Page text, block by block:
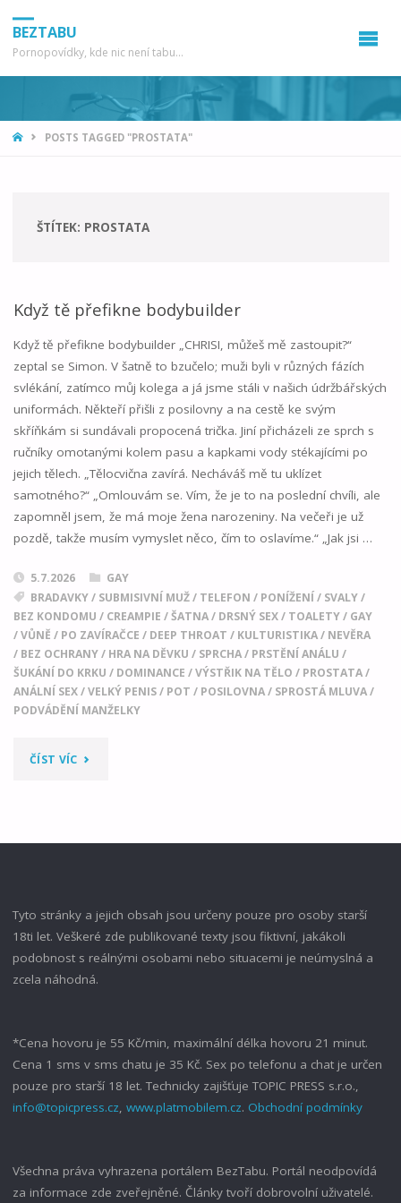
BEZTABU
Pornopovídky, kde nic není tabu...
HOMEPOSTS TAGGED "PROSTATA"
ŠTÍTEK: PROSTATA
Když tě přefikne bodybuilder
Když tě přefikne bodybuilder „CHRISI, můžeš mě zastoupit?“
zeptal se Simon. V šatně to bzučelo; muži byli v různých fázích
svlékání, zatímco můj kolega a já jsme stáli v našich údržbářských
uniformách. Někteří přišli z posilovny a na cestě ke svým
skříňkám si sundávali propocená trička. Jiní přicházeli ze sprch s
ručníky omotanými kolem pasu a kapkami vody stékajícími po
jejich tělech. „Tělocvična zavírá. Necháváš mě tu uklízet
samotného?“ „Omlouvám se. Vím, že je to na poslední chvíli, ale
zapomněl jsem, že má moje žena narozeniny. Na večeři je už
pozdě, takže musím vymyslet něco, čím to oslavíme.“ „Jak jsi …
5.7.2026
GAY
BRADAVKY/ SUBMISIVNÍ MUŽ/ TELEFON / PONÍŽENÍ / SVALY/
BEZ KONDOMU / CREAMPIE /ŠATNA/ DRSNÝ SEX/ TOALETY/ GAY
/VŮNĚ / PO ZAVÍRAČCE / DEEP THROAT / KULTURISTIKA/ NEVĚRA
/ BEZ OCHRANY/ HRA NA DĚVKU / SPRCHA/ PRSTĚNÍ ANÁLU /
ŠUKÁNÍ DO KRKU / DOMINANCE /VÝSTŘIK NA TĚLO / PROSTATA/
ANÁLNÍ SEX/VELKÝ PENIS/ POT / POSILOVNA/ SPROSTÁ MLUVA/
PODVÁDĚNÍ MANŽELKY
ČÍST VÍC"KDYŽ
Tyto stránky a jejich obsah jsou určeny pouze pro osoby starší
18ti let. Veškeré zde publikované texty jsou fiktivní, jakákoli
podobnost s reálnými osobami nebo situacemi je neúmyslná a
zcela náhodná.
*Cena hovoru je 55 Kč/min, maximální délka hovoru 21 minut.
Cena 1 sms v sms chatu je 35 Kč. Sex po telefonu a chat je určen
pouze pro starší 18 let. Technicky zajišťuje TOPIC PRESS s.r.o.,
info@topicpress.cz, www.platmobilem.cz. Obchodní podmínky
Všechna práva vyhrazena portálem BezTabu. Portál neodpovídá
za informace zde zveřejněné. Články tvoří dobrovolní uživatelé.